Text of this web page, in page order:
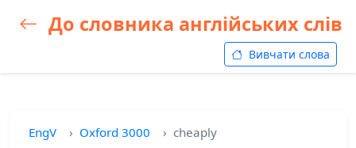
До словника англійських слів
Вивчати слова
EngV Oxford 3000 cheaply